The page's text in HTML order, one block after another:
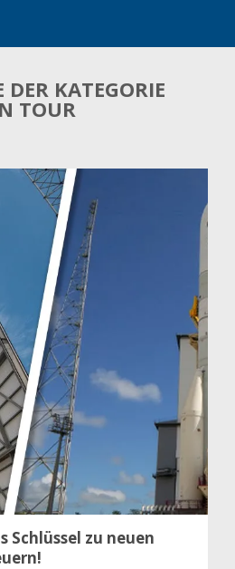
DER KATEGORIE
TOUR
Schlüssel zu neuen